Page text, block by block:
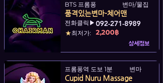
품격있는변마-체어맨
변마/물집
BTS 프롬퐁
전화클릭▶ 092-271-8989
★최저가: 2,200฿
상세정보
Cupid Nuru Massage
변마
프롬퐁역 도보 1분